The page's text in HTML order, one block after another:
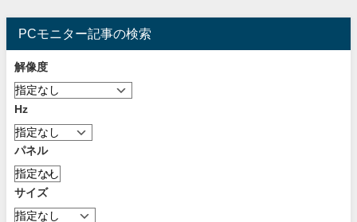
PCモニター記事の検索
解像度
Hz
パネル
サイズ